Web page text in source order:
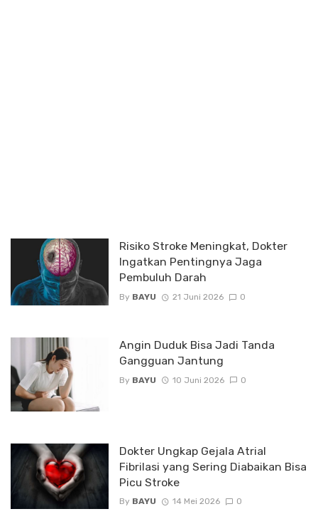
Risiko Stroke Meningkat, Dokter
Ingatkan Pentingnya Jaga
Pembuluh Darah
By BAYU 21 Juni 2026 0
Angin Duduk Bisa Jadi Tanda
Gangguan Jantung
By BAYU 10 Juni 2026 0
Dokter Ungkap Gejala Atrial
Fibrilasi yang Sering Diabaikan Bisa
Picu Stroke
By BAYU 14 Mei 2026 0